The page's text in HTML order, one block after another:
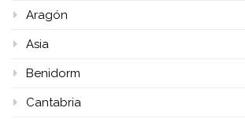
Aragón
Asia
Benidorm
Cantabria